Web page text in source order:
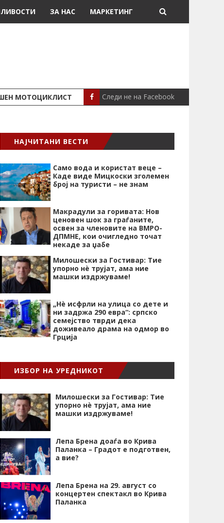
ЗА НАС МАРКЕТИНГ
МОТОЦИКЛИСТ СЦЕНА СЕВЕРИНА ВО
Следи не на Facebook
НАЈЧИТАНИ ВЕСТИ
Само вода и користат веце –
Каде виде Мицкоски зголемен
број на туристи – не знам
Макрадули за горивата: Нов
ценовен шок за граѓаните,
освен за членовите на ВМРО-
ДПМНЕ, кои очигледно точат
некаде за џабе
Милошески за Гостивар: Тие
упорно нѐ трујат, ама ние
машки издржуваме!
„Нѐ исфрли на улица со дете и
ни задржа 290 евра“: српско
семејство тврди дека
доживеало драма на одмор во
Грција
ИЗБОР НА УРЕДНИКОТ
Милошески за Гостивар: Тие
упорно нѐ трујат, ама ние
машки издржуваме!
Лепа Брена доаѓа во Крива
Паланка – Градот е подготвен,
а вие?
Лепа Брена на 29. август со
концертен спектакл во Крива
Паланка